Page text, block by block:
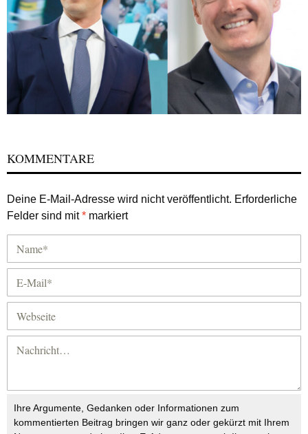
KOMMENTARE
Deine E-Mail-Adresse wird nicht veröffentlicht. Erforderliche
Felder sind mit* markiert
Ihre Argumente, Gedanken oder Informationen zum
kommentierten Beitrag bringen wir ganz oder gekürzt mit Ihrem